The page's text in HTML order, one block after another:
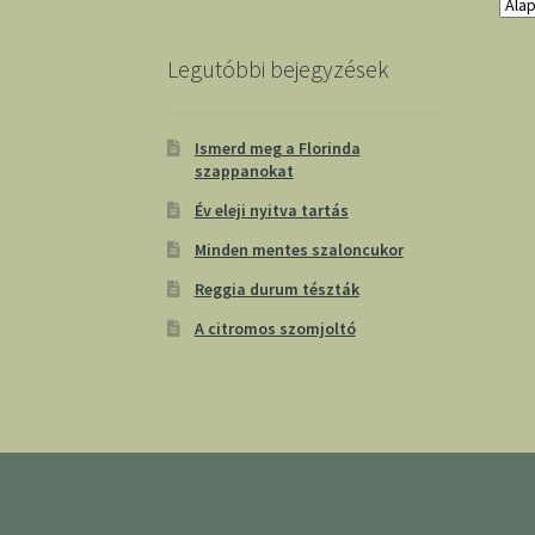
Legutóbbi bejegyzések
Ismerd meg a Florinda
szappanokat
Év eleji nyitva tartás
Minden mentes szaloncukor
Reggia durum tészták
A citromos szomjoltó